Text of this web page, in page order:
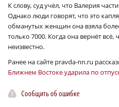
К слову, суд учёл, что Валерия
Однако люди говорят, что это
обманутых женщин она взяла
только 7000. Когда она вернёт
неизвестно.
Ранее на сайте pravda-nn.ru
Ближнем Востоке ударила по
Сообщить об ошибке